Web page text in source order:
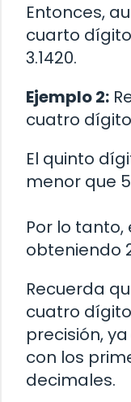
Entonces,
cuarto
3.1420.
Ejemplo 2:
cuatro
El quinto
menor que
Por lo
obteniendo
Recuerda
cuatro
precisión,
con los
decimales.